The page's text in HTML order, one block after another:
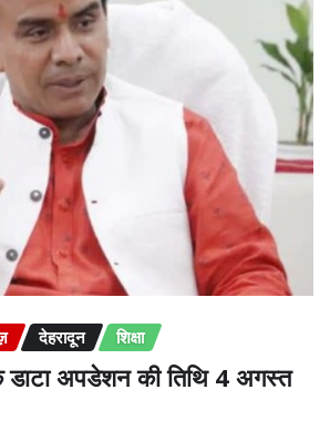
देहरादून शिक्षा
के डाटा अपडेशन की तिथि 4 अगस्त